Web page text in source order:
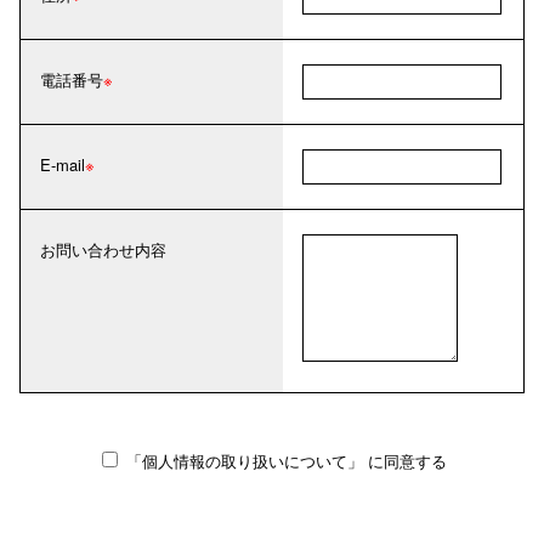
電話番号
E-mail
お問い合わせ内容
「個人情報の取り扱いについて」 に同意する